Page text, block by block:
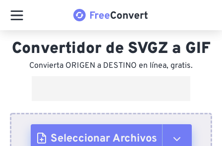
Convertidor de SVGZ a GIF
Convierta ORIGEN a DESTINO en línea, gratis.
Seleccionar Archivos